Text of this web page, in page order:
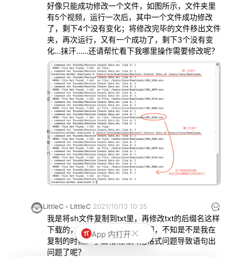
好像只能成功修改一个文件，如图所示，文件夹里
有5个视频，运行一次后，其中一个文件成功修改
了，剩下4个没有变化；将修改完毕的文件移出文件
夹，再次运行，又有一个成功了，剩下3个没有变
化…抹汗……还请帮忙看下我哪里操作需要修改呢？
LittleC LittleC 2021/10/13 10:35
我是将sh文件复制到txt里，再修改txt的后缀名这样
下载的，这是下载来的文件截图，不知是不是我在
复制的时候少了空格或是其他格式问题导致语句出
问题了呢？
App 内打开